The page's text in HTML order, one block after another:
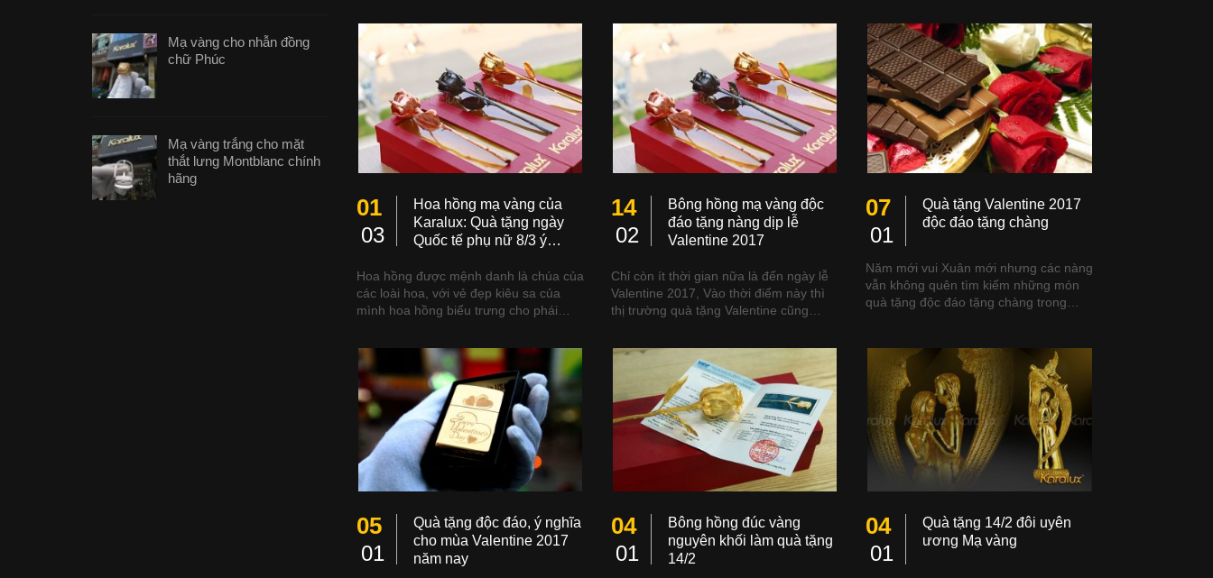
01
03
Hoa hồng mạ vàng của
Karalux: Quà tặng ngày
Quốc tế phụ nữ 8/3 ý…
Hoa hồng được mệnh danh là chúa của
các loài hoa, với vẻ đẹp kiêu sa của
mình hoa hồng biểu trưng cho phái…
14
02
Bông hồng mạ vàng độc
đáo tặng nàng dịp lễ
Valentine 2017
Chỉ còn ít thời gian nữa là đến ngày lễ
Valentine 2017, Vào thời điểm này thì
thị trường quà tặng Valentine cũng…
07
01
Quà tặng Valentine 2017
độc đáo tặng chàng
Năm mới vui Xuân mới nhưng các nàng
vẫn không quên tìm kiếm những món
quà tặng độc đáo tặng chàng trong…
05
01
Quà tặng độc đáo, ý nghĩa
cho mùa Valentine 2017
năm nay
04
01
Bông hồng đúc vàng
nguyên khối làm quà tặng
14/2
04
01
Quà tặng 14/2 đôi uyên
ương Mạ vàng
Mạ vàng cho nhẫn đồng
chữ Phúc
Mạ vàng trắng cho mặt
thắt lưng Montblanc chính
hãng